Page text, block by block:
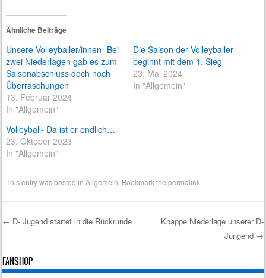
Ähnliche Beiträge
Unsere Volleyballer/innen- Bei
zwei Niederlagen gab es zum
Saisonabschluss doch noch
Überraschungen
13. Februar 2024
In "Allgemein"
Die Saison der Volleyballer
beginnt mit dem 1. Sieg
23. Mai 2024
In "Allgemein"
Volleyball- Da ist er endlich…
23. Oktober 2023
In "Allgemein"
This entry was posted inAllgemein . Bookmark thepermalink
← D- Jugend startet in die Rückrunde
Knappe Niederlage unserer D-
Jungend →
FANSHOP